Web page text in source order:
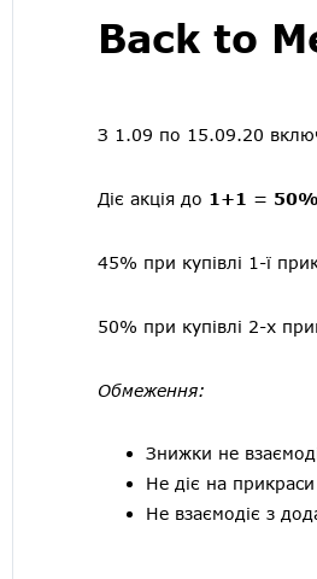
Back to
З 1.09 по 15.09.20
Діє акція до 1+1 = 50%
45% при купівлі 1-ї
50% при купівлі 2-х
Обмеження:
Знижки не
Не діє на
Не взаємодіє з